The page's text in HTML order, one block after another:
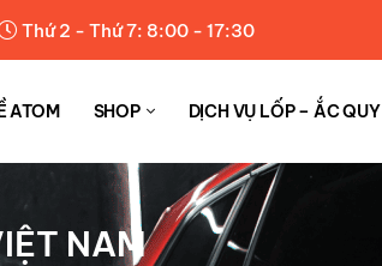
Thứ 2 - Thứ 7: 8:00 - 17:30
ATOM SHOP DỊCH VỤ LỐP – ẮC QUY
NAM